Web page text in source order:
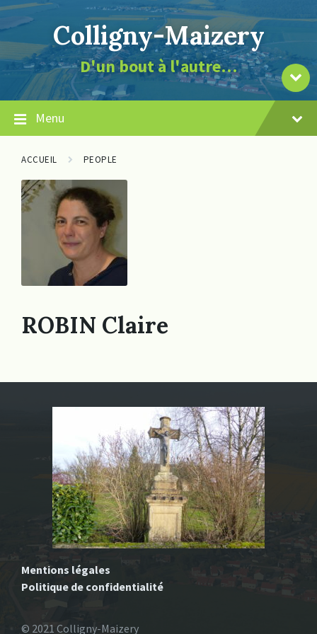
Skip
content
Skip
main
navigation
Skip
footer
Colligny-Maizery
D'un bout à l'autre…
Menu
Descendre
vers
la
ACCUEIL PEOPLE
ROBIN Claire
Mentions légales
Politique de confidentialité
© 2021 Colligny-Maizery